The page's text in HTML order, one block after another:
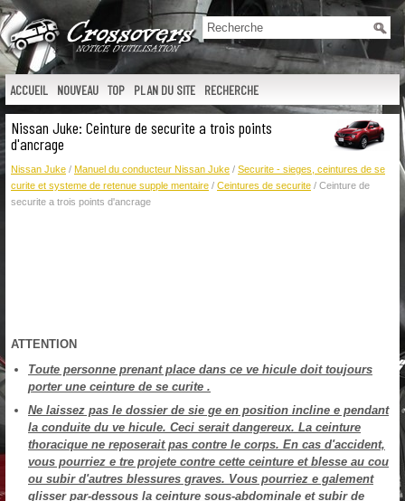
ACCUEIL NOUVEAU TOP PLAN DU SITE RECHERCHE
Nissan Juke: Ceinture de securite a trois points
d'ancrage
Nissan Juke / Manuel du conducteur Nissan Juke / Securite - sieges, ceintures de se
curite et systeme de retenue supple mentaire / Ceintures de securite / Ceinture de
securite a trois points d'ancrage
ATTENTION
Toute personne prenant place dans ce ve hicule doit toujours
porter une ceinture de se curite .
Ne laissez pas le dossier de sie ge en position incline e pendant
la conduite du ve hicule. Ceci serait dangereux. La ceinture
thoracique ne reposerait pas contre le corps. En cas d'accident,
vous pourriez e tre projete contre cette ceinture et blesse au cou
ou subir d'autres blessures graves. Vous pourriez e galement
glisser par-dessous la ceinture sous-abdominale et subir de